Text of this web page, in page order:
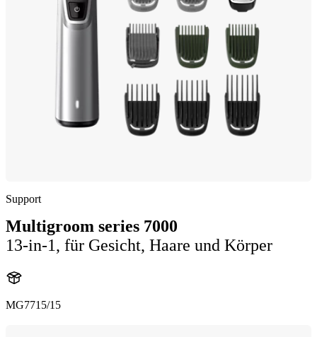
Support
Multigroom series 7000
13-in-1, für Gesicht, Haare und Körper
MG7715/15